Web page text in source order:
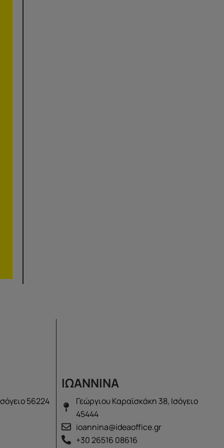
56224
ΙΩΑΝΝΙΝΑ
Γεώργιου Καραϊσκάκη 38, Ισόγειο
45444
ioannina@ideaoffice.gr
+30 26516 08616